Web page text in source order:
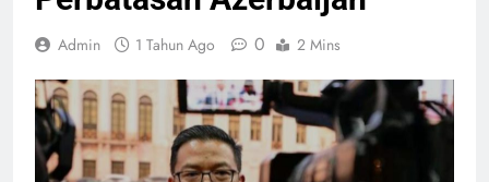
Admin 1 Tahun Ago 0 2 Mins